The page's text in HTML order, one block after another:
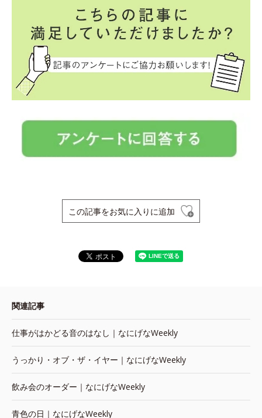
この記事をお気に入りに追加
関連記事
仕事がはかどる音のはなし｜なにげなWeekly
うっかり・オブ・ザ・イヤー｜なにげなWeekly
飲み会のオーダー｜なにげなWeekly
青色の日｜なにげなWeekly